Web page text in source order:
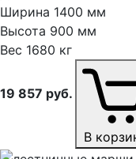
Ширина 1400 мм
Высота 900 мм
Вес 1680 кг
19 857 руб.
В